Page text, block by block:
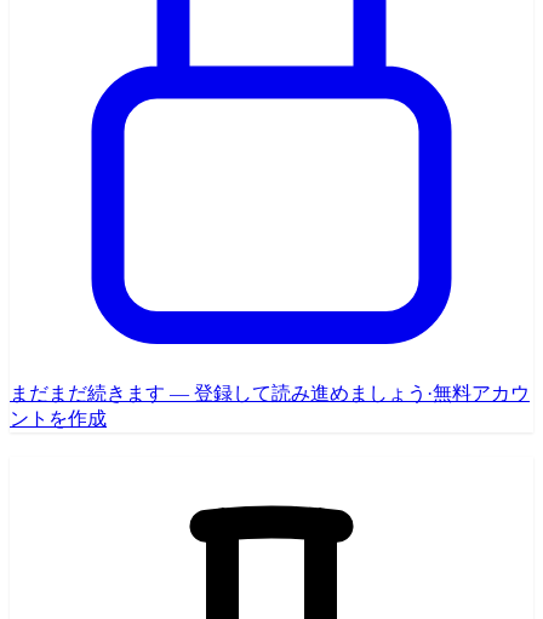
まだまだ続きます — 登録して読み進めましょう ·無料アカウ
ントを作成